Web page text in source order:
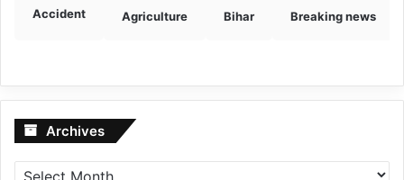
Accident Agriculture Bihar Breaking news
Archives Archives